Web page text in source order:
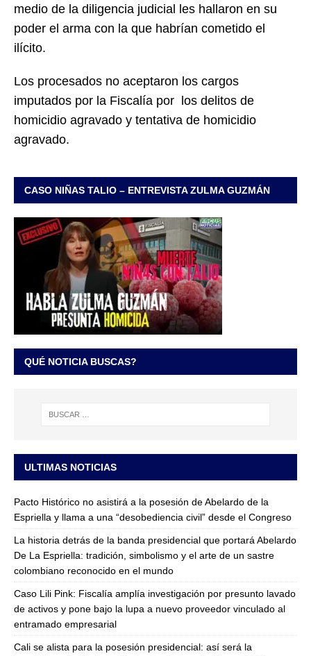
medio de la diligencia judicial les hallaron en su
poder el arma con la que habrían cometido el
ilícito.
Los procesados no aceptaron los cargos
imputados por la Fiscalía por los delitos de
homicidio agravado y tentativa de homicidio
agravado.
CASO NIÑAS TALIO – ENTREVISTA ZULMA GUZMÁN
QUÉ NOTICIA BUSCAS?
ULTIMAS NOTICIAS
Pacto Histórico no asistirá a la posesión de Abelardo de la
Espriella y llama a una “desobediencia civil” desde el Congreso
La historia detrás de la banda presidencial que portará Abelardo
De La Espriella: tradición, simbolismo y el arte de un sastre
colombiano reconocido en el mundo
Caso Lili Pink: Fiscalía amplía investigación por presunto lavado
de activos y pone bajo la lupa a nuevo proveedor vinculado al
entramado empresarial
Cali se alista para la posesión presidencial: así será la